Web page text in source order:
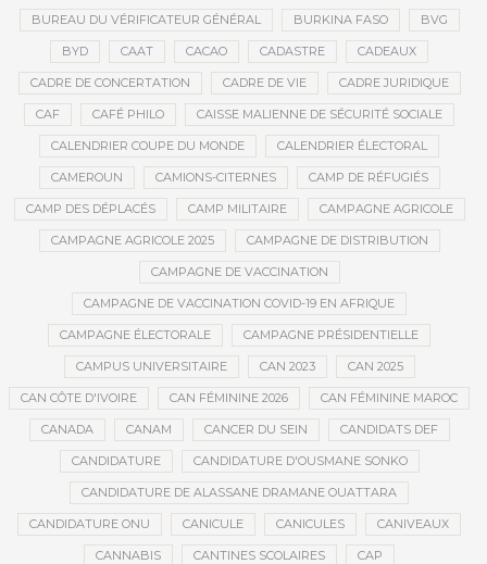
BUREAU DU VÉRIFICATEUR GÉNÉRAL BURKINA FASO BVG
BYD CAAT CACAO CADASTRE CADEAUX
CADRE DE CONCERTATION CADRE DE VIE CADRE JURIDIQUE
CAF CAFÉ PHILO CAISSE MALIENNE DE SÉCURITÉ SOCIALE
CALENDRIER COUPE DU MONDE CALENDRIER ÉLECTORAL
CAMEROUN CAMIONS-CITERNES CAMP DE RÉFUGIÉS
CAMP DES DÉPLACÉS CAMP MILITAIRE CAMPAGNE AGRICOLE
CAMPAGNE AGRICOLE 2025 CAMPAGNE DE DISTRIBUTION
CAMPAGNE DE VACCINATION
CAMPAGNE DE VACCINATION COVID-19 EN AFRIQUE
CAMPAGNE ÉLECTORALE CAMPAGNE PRÉSIDENTIELLE
CAMPUS UNIVERSITAIRE CAN 2023 CAN 2025
CAN CÔTE D'IVOIRE CAN FÉMININE 2026 CAN FÉMININE MAROC
CANADA CANAM CANCER DU SEIN CANDIDATS DEF
CANDIDATURE CANDIDATURE D'OUSMANE SONKO
CANDIDATURE DE ALASSANE DRAMANE OUATTARA
CANDIDATURE ONU CANICULE CANICULES CANIVEAUX
CANNABIS CANTINES SCOLAIRES CAP